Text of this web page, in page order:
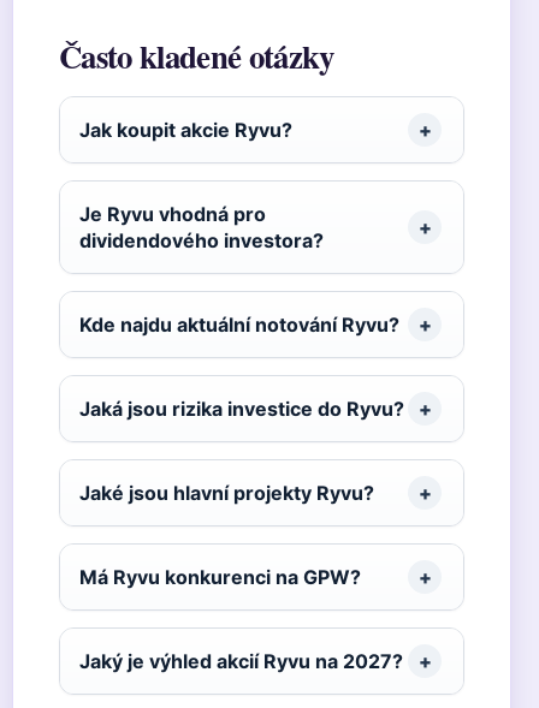
Často kladené otázky
Jak koupit akcie Ryvu?
Je Ryvu vhodná pro
dividendového investora?
Kde najdu aktuální notování Ryvu?
Jaká jsou rizika investice do Ryvu?
Jaké jsou hlavní projekty Ryvu?
Má Ryvu konkurenci na GPW?
Jaký je výhled akcií Ryvu na 2027?